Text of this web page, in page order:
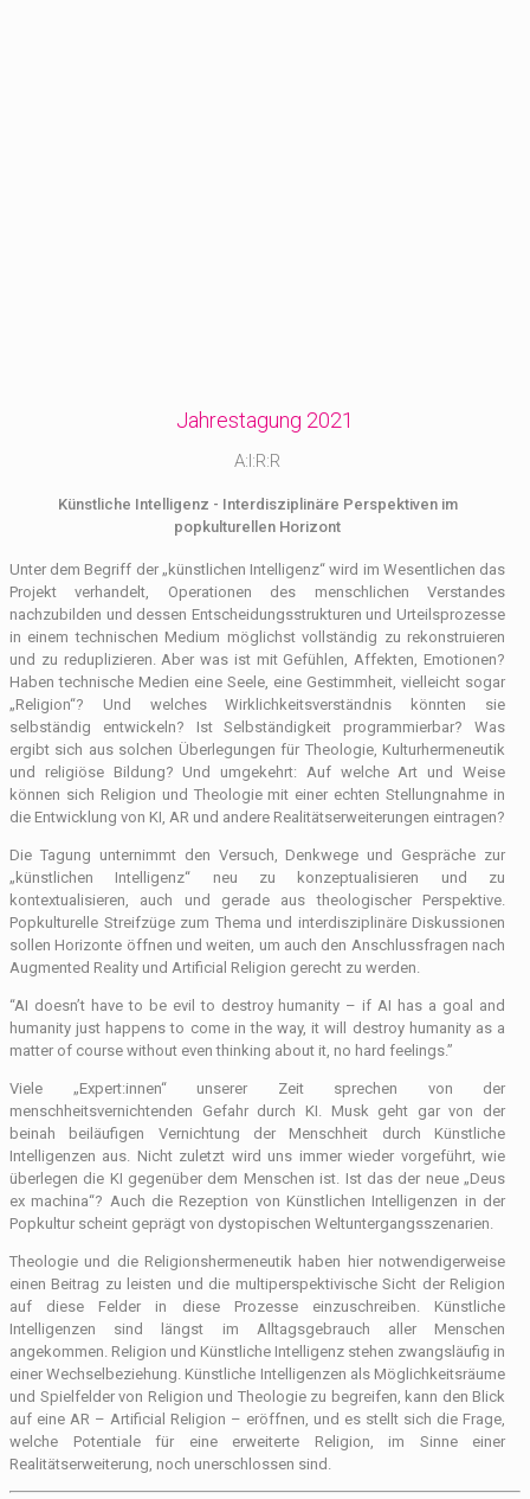
Jahrestagung 2021
A:I:R:R
Künstliche Intelligenz - Interdisziplinäre Perspektiven im
popkulturellen Horizont
Unter dem Begriff der „künstlichen Intelligenz“ wird im Wesentlichen das
Projekt verhandelt, Operationen des menschlichen Verstandes
nachzubilden und dessen Entscheidungsstrukturen und Urteilsprozesse
in einem technischen Medium möglichst vollständig zu rekonstruieren
und zu reduplizieren. Aber was ist mit Gefühlen, Affekten, Emotionen?
Haben technische Medien eine Seele, eine Gestimmheit, vielleicht sogar
„Religion“? Und welches Wirklichkeitsverständnis könnten sie
selbständig entwickeln? Ist Selbständigkeit programmierbar? Was
ergibt sich aus solchen Überlegungen für Theologie, Kulturhermeneutik
und religiöse Bildung? Und umgekehrt: Auf welche Art und Weise
können sich Religion und Theologie mit einer echten Stellungnahme in
die Entwicklung von KI, AR und andere Realitätserweiterungen eintragen?
Die Tagung unternimmt den Versuch, Denkwege und Gespräche zur
„künstlichen Intelligenz“ neu zu konzeptualisieren und zu
kontextualisieren, auch und gerade aus theologischer Perspektive.
Popkulturelle Streifzüge zum Thema und interdisziplinäre Diskussionen
sollen Horizonte öffnen und weiten, um auch den Anschlussfragen nach
Augmented Reality und Artificial Religion gerecht zu werden.
“AI doesn’t have to be evil to destroy humanity – if AI has a goal and
humanity just happens to come in the way, it will destroy humanity as a
matter of course without even thinking about it, no hard feelings.”
Viele „Expert:innen“ unserer Zeit sprechen von der
menschheitsvernichtenden Gefahr durch KI. Musk geht gar von der
beinah beiläufigen Vernichtung der Menschheit durch Künstliche
Intelligenzen aus. Nicht zuletzt wird uns immer wieder vorgeführt, wie
überlegen die KI gegenüber dem Menschen ist. Ist das der neue „Deus
ex machina“? Auch die Rezeption von Künstlichen Intelligenzen in der
Popkultur scheint geprägt von dystopischen Weltuntergangsszenarien.
Theologie und die Religionshermeneutik haben hier notwendigerweise
einen Beitrag zu leisten und die multiperspektivische Sicht der Religion
auf diese Felder in diese Prozesse einzuschreiben. Künstliche
Intelligenzen sind längst im Alltagsgebrauch aller Menschen
angekommen. Religion und Künstliche Intelligenz stehen zwangsläufig in
einer Wechselbeziehung. Künstliche Intelligenzen als Möglichkeitsräume
und Spielfelder von Religion und Theologie zu begreifen, kann den Blick
auf eine AR – Artificial Religion – eröffnen, und es stellt sich die Frage,
welche Potentiale für eine erweiterte Religion, im Sinne einer
Realitätserweiterung, noch unerschlossen sind.